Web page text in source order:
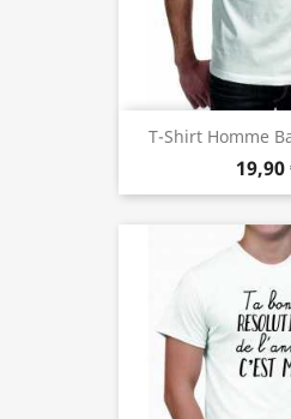
T-Shirt Homme
19,90